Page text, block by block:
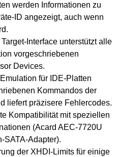
werden Informationen zu
ID angezeigt, auch wenn
Interface unterstützt alle
vorgeschriebenen
Devices.
für IDE-Platten
Kommandos der
liefert präzisere Fehlercodes.
Kompatibilität mit speziellen
(Acard AEC-7720U
SATA-Adapter).
der XHDI-Limits für einige